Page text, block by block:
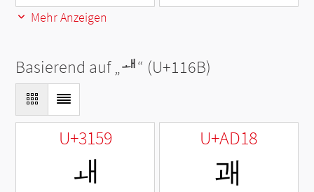
Mehr Anzeigen
Basierend auf „ᅫ“ (U+116B)
U+3159
ㅙ
U+AD18
괘